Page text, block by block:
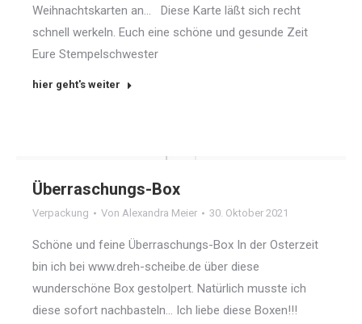
Weihnachtskarten an… Diese Karte läßt sich recht
schnell werkeln. Euch eine schöne und gesunde Zeit
Eure Stempelschwester
hier geht's weiter
Überraschungs-Box
Verpackung Von Alexandra Meier 30. Oktober 2021
Schöne und feine Überraschungs-Box In der Osterzeit
bin ich bei www.dreh-scheibe.de über diese
wunderschöne Box gestolpert. Natürlich musste ich
diese sofort nachbasteln… Ich liebe diese Boxen!!!